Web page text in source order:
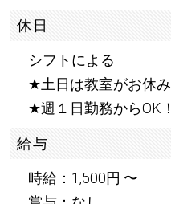
休日
シフトによる
★土日は教室がお休み
★週１日勤務からOK！
給与
時給：1,500円 〜